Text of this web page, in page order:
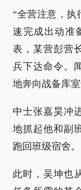
“全营注意，执
速完成出动准
表，某营彭营
兵下达命令。
地奔向战备库
中士张嘉昊冲
地抓起他和副
跑回班级宿舍。
此时，吴坤也